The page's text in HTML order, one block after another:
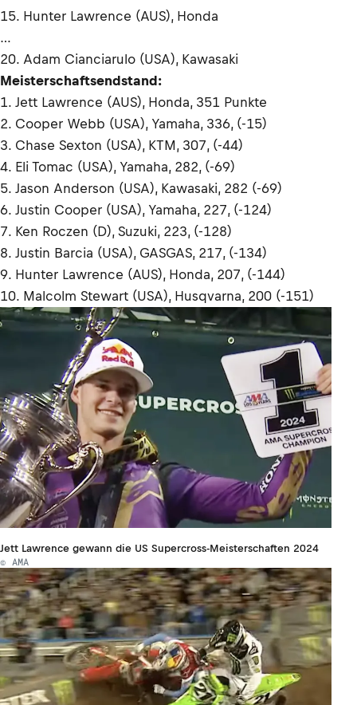
15. Hunter Lawrence (AUS), Honda
…
20. Adam Cianciarulo (USA), Kawasaki
Meisterschaftsendstand:
1. Jett Lawrence (AUS), Honda, 351 Punkte
2. Cooper Webb (USA), Yamaha, 336, (-15)
3. Chase Sexton (USA), KTM, 307, (-44)
4. Eli Tomac (USA), Yamaha, 282, (-69)
5. Jason Anderson (USA), Kawasaki, 282 (-69)
6. Justin Cooper (USA), Yamaha, 227, (-124)
7. Ken Roczen (D), Suzuki, 223, (-128)
8. Justin Barcia (USA), GASGAS, 217, (-134)
9. Hunter Lawrence (AUS), Honda, 207, (-144)
10. Malcolm Stewart (USA), Husqvarna, 200 (-151)
Jett Lawrence gewann die US Supercross-Meisterschaften 2024
© AMA